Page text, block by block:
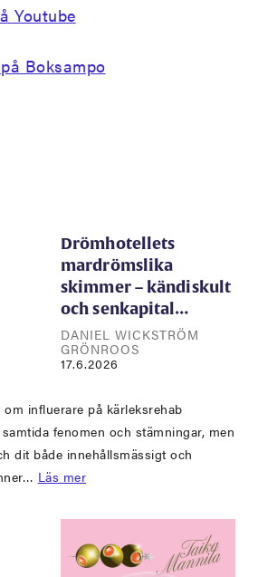
Youtube
Boksampo
Drömhotellets
mardrömslika
skimmer – kändiskult
och senkapital…
DANIEL WICKSTRÖM
GRÖNROOS
17.6.2026
influerare på kärleksrehab
fenomen och stämningar, men
dit både innehållsmässigt och
Läs mer